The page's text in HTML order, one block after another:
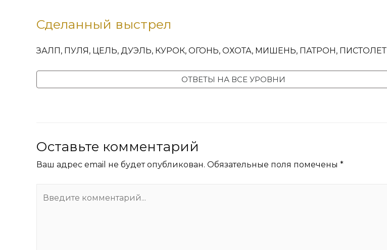
Сделанный выстрел
ЗАЛП, ПУЛЯ, ЦЕЛЬ, ДУЭЛЬ, КУРОК, ОГОНЬ, ОХОТА, МИШЕНЬ, ПАТРОН, ПИСТОЛЕТ
ОТВЕТЫ НА ВСЕ УРОВНИ
Оставьте комментарий
Ваш адрес email не будет опубликован. Обязательные поля помечены *